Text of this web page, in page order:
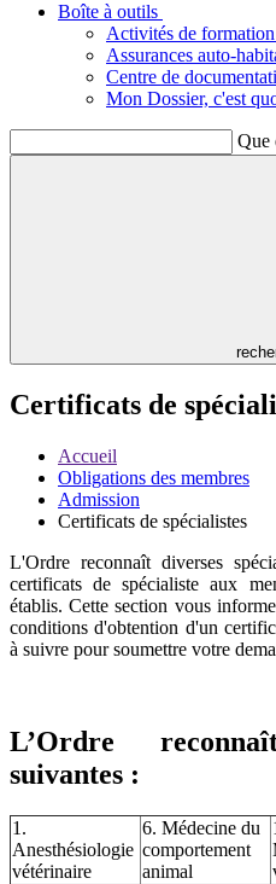
Boîte à outils
Activités de
Assurances auto-
Centre de
Mon Dossier, c'est
Que
Certificats de
Accueil
Obligations des membres
Admission
Certificats de spécialistes
L'Ordre reconnaît diverses
certificats de spécialiste aux
établis. Cette section vous
conditions d'obtention d'un
à suivre pour soumettre votre
L’Ordre
suivantes :
1.
Anesthésiologie
vétérinaire
6. Médecine du
comportement
animal